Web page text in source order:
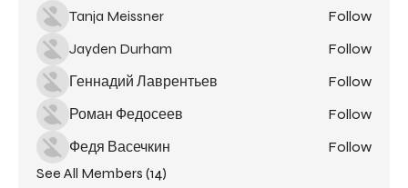
Tanja Meissner
Follow
Jayden Durham
Follow
Геннадий Лаврентьев
Follow
Роман Федосеев
Follow
Федя Васечкин
Follow
See All Members (14)